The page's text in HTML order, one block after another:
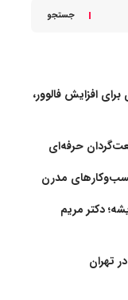
جستجو
افزایش فالوور،
حرفه‌ای
مدرن
دکتر مریم
تهران